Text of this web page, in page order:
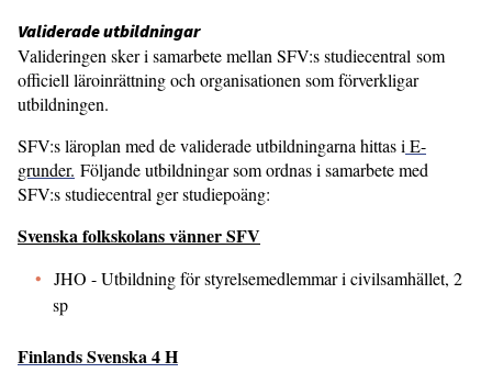
Validerade utbildningar
Valideringen sker i samarbete mellan SFV:s studiecentral som
officiell läroinrättning och organisationen som förverkligar
utbildningen.
SFV:s läroplan med de validerade utbildningarna hittas i E-
grunder. Följande utbildningar som ordnas i samarbete med
SFV:s studiecentral ger studiepoäng:
Svenska folkskolans vänner SFV
JHO - Utbildning för styrelsemedlemmar i civilsamhället, 2
sp
Finlands Svenska 4 H